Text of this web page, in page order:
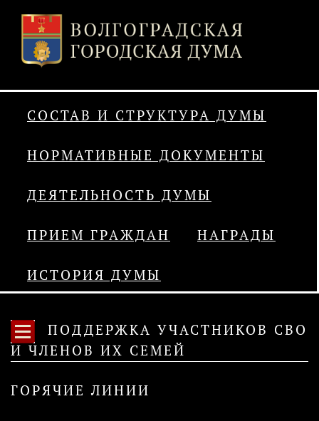
СОСТАВ И СТРУКТУРА ДУМЫ
НОРМАТИВНЫЕ ДОКУМЕНТЫ
ДЕЯТЕЛЬНОСТЬ ДУМЫ
ПРИЕМ ГРАЖДАН НАГРАДЫ
ИСТОРИЯ ДУМЫ
ПОДДЕРЖКА УЧАСТНИКОВ СВО
И ЧЛЕНОВ ИХ СЕМЕЙ
ГОРЯЧИЕ ЛИНИИ